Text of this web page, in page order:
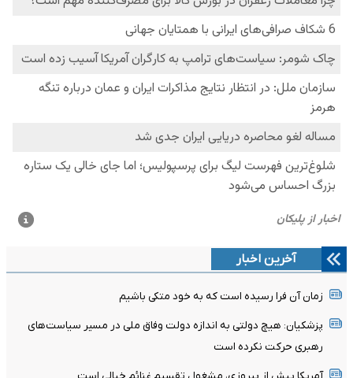
آخرین اخبار
زمان آن فرا رسیده است که به خود متکی باشیم
پزشکیان: هیچ دولتی به اندازه دولت وفاق ملی در مسیر سیاست‌های
رهبری حرکت نکرده است